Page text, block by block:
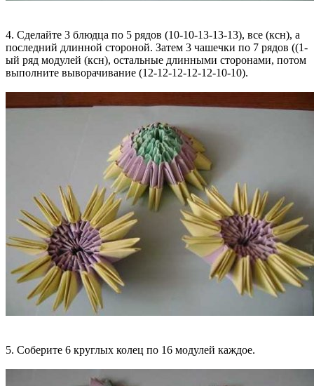
4. Сделайте 3 блюдца по 5 рядов (10-10-13-13-13), все (ксн), а
последний длинной стороной. Затем 3 чашечки по 7 рядов ((1-
ый ряд модулей (ксн), остальные длинными сторонами, потом
выполните выворачивание (12-12-12-12-12-10-10).
5. Соберите 6 круглых колец по 16 модулей каждое.